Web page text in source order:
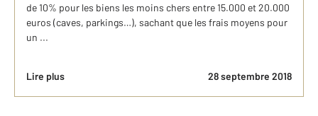
de 10% pour les biens les moins chers entre 15.000 et 20.000
euros (caves, parkings…), sachant que les frais moyens pour
un ...
Lire plus 28 septembre 2018